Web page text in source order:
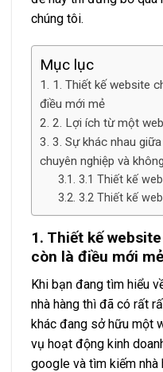
chúng tôi.
Mục lục
1. Thiết kế website
điều mới mẻ
2. Lợi ích từ một
3. Sự khác nhau
chuyên nghiệp và
3.1 Thiết kế
3.2 Thiết kế
1. Thiết kế
còn là điều mới mẻ
Khi bạn đang tìm hiểu
nhà hàng thì đã có rất
khác đang sở hữu một
vụ hoạt động kinh
google và tìm kiếm nhà